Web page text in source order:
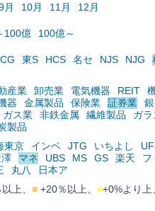
月 10月 11月 12月
100億 100億～
東S HCS 名セ NJS NJG
産業 卸売業 電気機器 REIT
器 金属製品 保険業 証券業
ガス業 非鉄金属 繊維製品 ガ
製品
東京 インベ JTG いちよし
マネ UBS MS GS 楽天 フ
丸八
日本ア
上、 ■+20％以上、 ■+0%より上